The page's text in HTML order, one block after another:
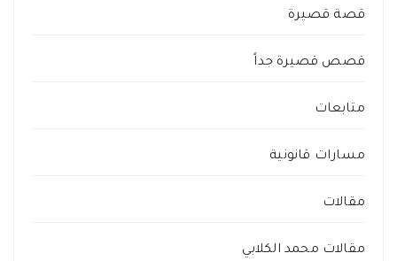
قصة قصيرة
قصص قصيرة جداً
متابعات
مسارات قانونية
مقالات
مقالات محمد الكلابي